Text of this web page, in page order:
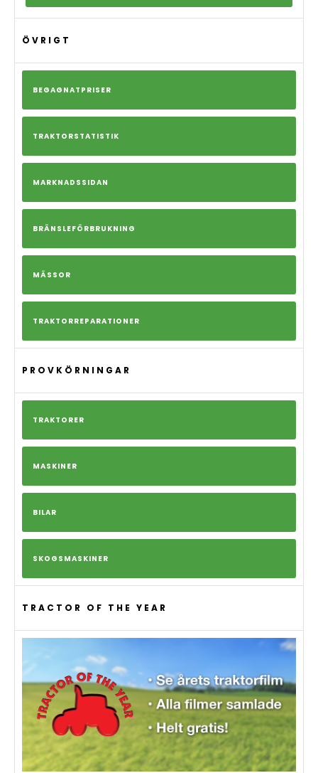
ÖVRIGT
BEGAGNATPRISER
TRAKTORSTATISTIK
MARKNADSSIDAN
BRÄNSLEFÖRBRUKNING
MÄSSOR
TRAKTORREPARATIONER
PROVKÖRNINGAR
TRAKTORER
MASKINER
BILAR
SKOGSMASKINER
TRACTOR OF THE YEAR